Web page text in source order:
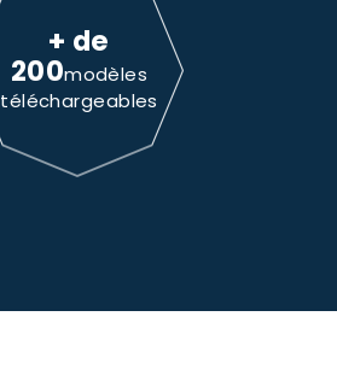
+ de
200modèles
téléchargeables